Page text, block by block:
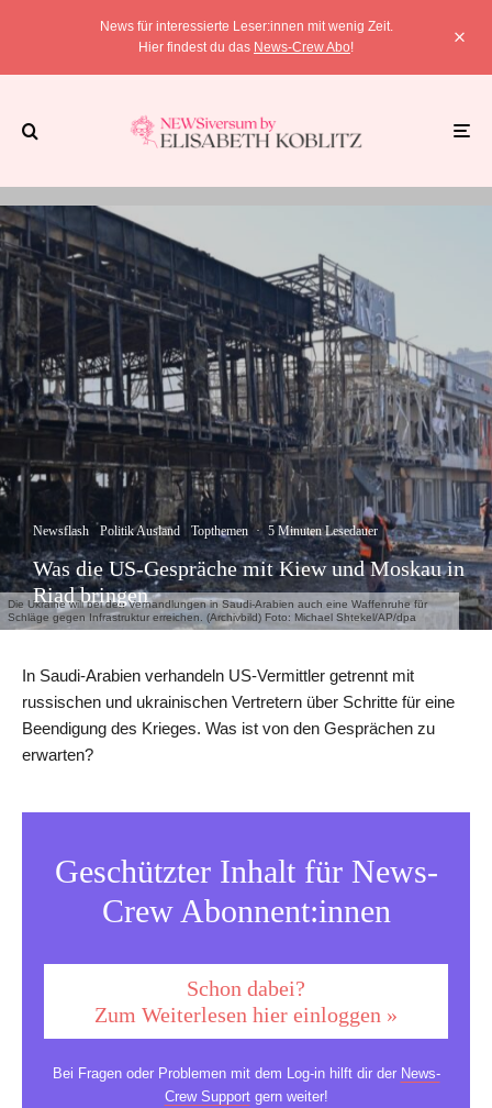
News für interessierte Leser:innen mit wenig Zeit.
Hier findest du das News-Crew Abo!
Die Ukraine will bei den Verhandlungen in Saudi-Arabien auch eine Waffenruhe für
Schläge gegen Infrastruktur erreichen. (Archivbild) Foto: Michael Shtekel/AP/dpa
Newsflash Politik Ausland Topthemen · 5 Minuten Lesedauer
Was die US-Gespräche mit Kiew und Moskau in
Riad bringen
In Saudi-Arabien verhandeln US-Vermittler getrennt mit
russischen und ukrainischen Vertretern über Schritte für eine
Beendigung des Krieges. Was ist von den Gesprächen zu
erwarten?
Geschützter Inhalt für News-
Crew Abonnent:innen
Schon dabei?
Zum Weiterlesen hier einloggen »
Bei Fragen oder Problemen mit dem Log-in hilft dir der News-
Crew Supportgern weiter!